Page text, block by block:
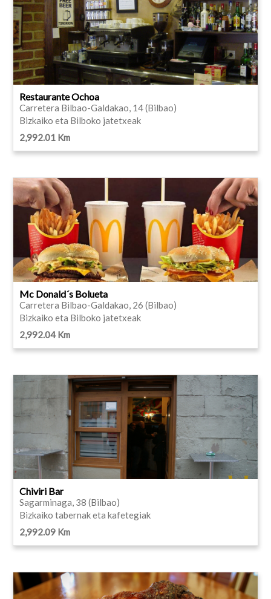
Restaurante Ochoa
Carretera Bilbao-Galdakao, 14 (Bilbao)
Bizkaiko eta Bilboko jatetxeak
2,992.01 Km
Mc Donald´s Bolueta
Carretera Bilbao-Galdakao, 26 (Bilbao)
Bizkaiko eta Bilboko jatetxeak
2,992.04 Km
Chiviri Bar
Sagarminaga, 38 (Bilbao)
Bizkaiko tabernak eta kafetegiak
2,992.09 Km